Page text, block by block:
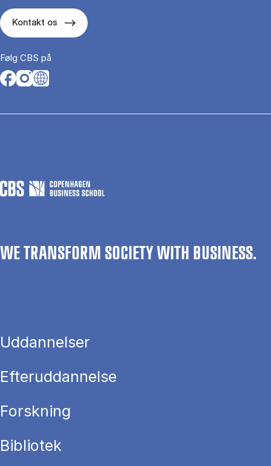
Kontakt os
Følg CBS på
Opens in a new tab
Opens in a new tab
Opens in a new tab
WE TRANSFORM SOCIETY WITH BUSINESS.
Uddannelser
Efteruddannelse
Forskning
Bibliotek